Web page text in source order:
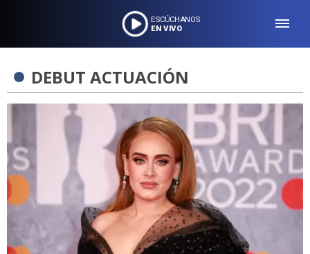
ESCÚCHANOS
EN VIVO
DEBUT ACTUACIÓN